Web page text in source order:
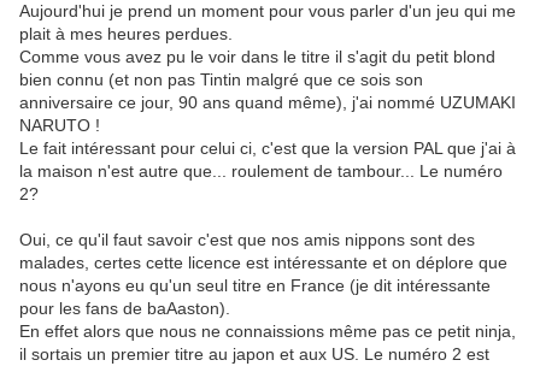
Aujourd'hui je prend un moment pour vous parler d'un jeu qui me
plait à mes heures perdues.
Comme vous avez pu le voir dans le titre il s'agit du petit blond
bien connu (et non pas Tintin malgré que ce sois son
anniversaire ce jour, 90 ans quand même), j'ai nommé UZUMAKI
NARUTO !
Le fait intéressant pour celui ci, c'est que la version PAL que j'ai à
la maison n'est autre que... roulement de tambour... Le numéro
2?
Oui, ce qu'il faut savoir c'est que nos amis nippons sont des
malades, certes cette licence est intéressante et on déplore que
nous n'ayons eu qu'un seul titre en France (je dit intéressante
pour les fans de baAaston).
En effet alors que nous ne connaissions même pas ce petit ninja,
il sortais un premier titre au japon et aux US. Le numéro 2 est